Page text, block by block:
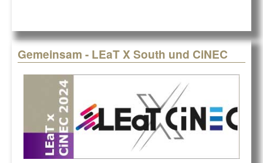
Gemeinsam - LEaT X South und CiNEC